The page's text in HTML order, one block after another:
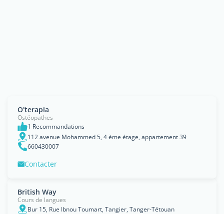
O'terapia
Ostéopathes
1 Recommandations
112 avenue Mohammed 5, 4 ème étage, appartement 39
660430007
Contacter
British Way
Cours de langues
Bur 15, Rue Ibnou Toumart, Tangier, Tanger-Tétouan